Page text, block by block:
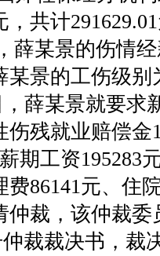
，共计
薛某景的伤情
某景的工伤级
，薛某景就要
伤残就业赔偿
期工资195283
费86141元、住
裁，该仲裁
裁裁决书，裁